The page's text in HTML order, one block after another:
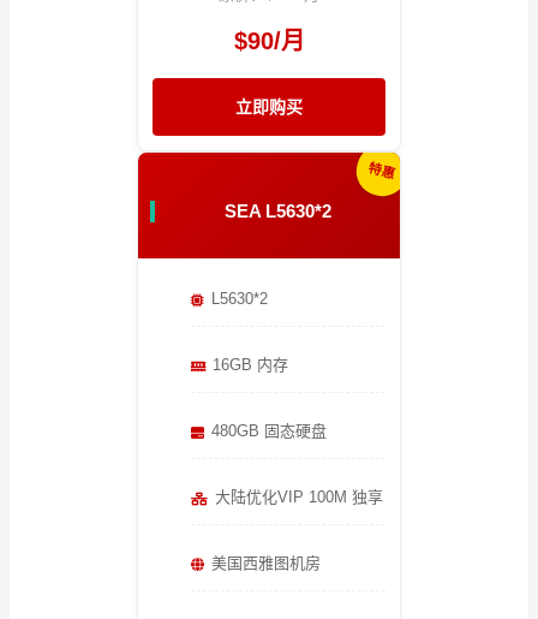
$90/月
立即购买
特惠
SEA L5630*2
L5630*2
16GB 内存
480GB 固态硬盘
大陆优化VIP 100M 独享
美国西雅图机房